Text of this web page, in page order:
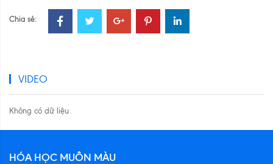
Chia sẻ:
VIDEO
Không có dữ liệu
HÓA HỌC MUÔN MÀU